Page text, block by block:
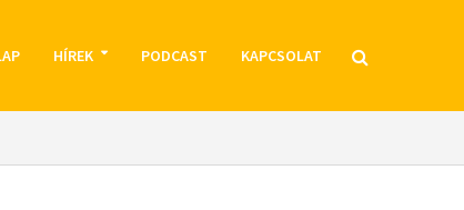
HÍREK PODCAST KAPCSOLAT